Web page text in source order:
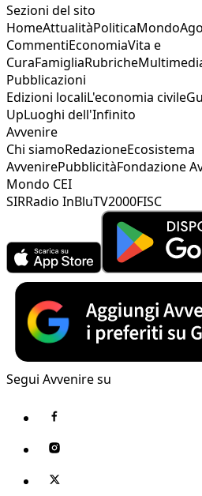
Sezioni del sito
HomeAttualitàPoliticaMondo
CommentiEconomiaVita e
CuraFamigliaRubriche
Pubblicazioni
Edizioni localiL'economia civile
UpLuoghi dell'Infinito
Avvenire
Chi siamoRedazioneEcosistema
AvvenirePubblicitàFondazione
Mondo CEI
SIRRadio InBluTV2000FISC
Segui Avvenire su